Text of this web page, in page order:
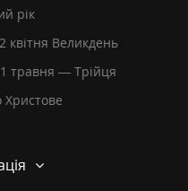
рік
квітня Великдень
травня — Трійця
Христове